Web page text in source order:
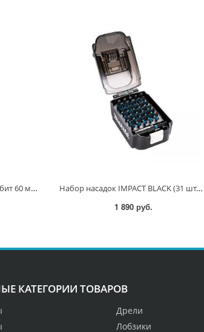
Магнитный держатель для бит 60 мм Impact Black B-66793 B-66793
Набор насадок IMPACT BLACK (31 шт. в наборе) E-03084 E-03084
1 890 руб.
КАТЕГОРИИ ТОВАРОВ
Дрели
Лобзики